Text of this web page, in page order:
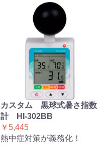
カスタム 黒球式暑さ指数
計 HI-302BB
￥5,445
熱中症対策が義務化！